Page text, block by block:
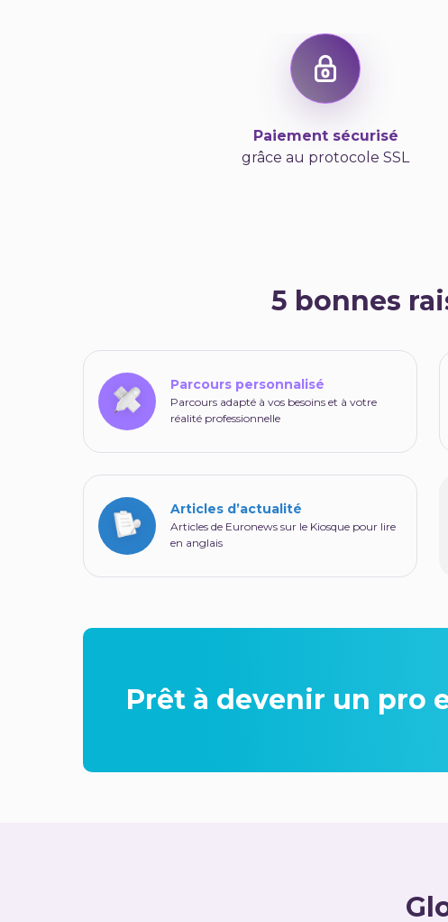
Paiement sécurisé
grâce au protocole SSL
5 bonnes
Parcours personnalisé
Parcours adapté à vos besoins et à votre
réalité professionnelle
Articles d’actualité
Articles de Euronews sur le Kiosque pour lire
en anglais
Prêt à devenir un pro